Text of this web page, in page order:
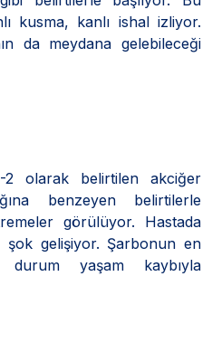
kusma, kanlı ishal izliyor.
da meydana gelebileceği
2 olarak belirtilen akciğer
benzeyen belirtilerle
görülüyor. Hastada
gelişiyor. Şarbonun en
yaşam kaybıyla